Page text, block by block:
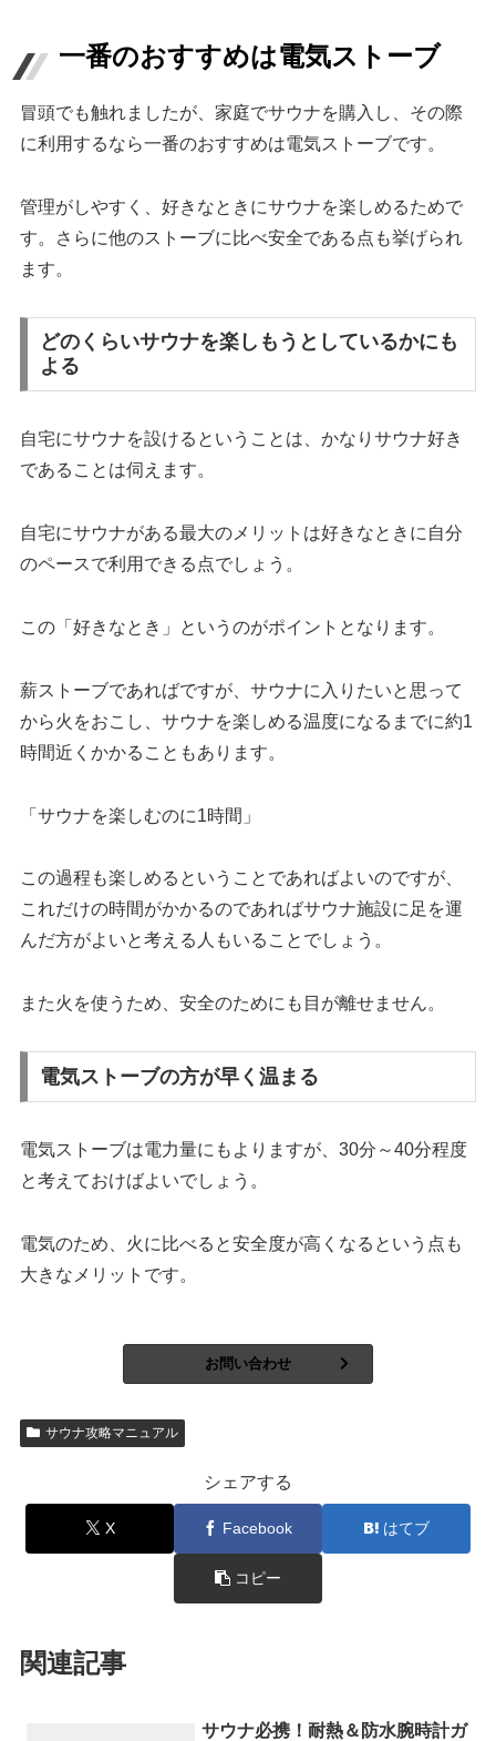
一番のおすすめは電気ストーブ
冒頭でも触れましたが、家庭でサウナを購入し、その際
に利用するなら一番のおすすめは電気ストーブです。
管理がしやすく、好きなときにサウナを楽しめるためで
す。さらに他のストーブに比べ安全である点も挙げられ
ます。
どのくらいサウナを楽しもうとしているかにも
よる
自宅にサウナを設けるということは、かなりサウナ好き
であることは伺えます。
自宅にサウナがある最大のメリットは好きなときに自分
のペースで利用できる点でしょう。
この「好きなとき」というのがポイントとなります。
薪ストーブであればですが、サウナに入りたいと思って
から火をおこし、サウナを楽しめる温度になるまでに約1
時間近くかかることもあります。
「サウナを楽しむのに1時間」
この過程も楽しめるということであればよいのですが、
これだけの時間がかかるのであればサウナ施設に足を運
んだ方がよいと考える人もいることでしょう。
また火を使うため、安全のためにも目が離せません。
電気ストーブの方が早く温まる
電気ストーブは電力量にもよりますが、30分～40分程度
と考えておけばよいでしょう。
電気のため、火に比べると安全度が高くなるという点も
大きなメリットです。
お問い合わせ
サウナ攻略マニュアル
シェアする
X Facebook はてブ
コピー
関連記事
サウナ必携！耐熱＆防水腕時計ガ